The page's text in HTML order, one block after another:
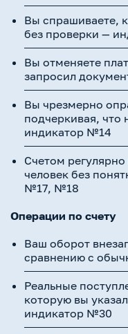
Вы спрашиваете,
без проверки —
Вы отменяете
запросил
Вы чрезмерно
подчеркивая, что
индикатор №14
Счетом
человек без
№17, №18
Операции по счету
Ваш оборот
сравнению с
Реальные
которую вы
индикатор №30